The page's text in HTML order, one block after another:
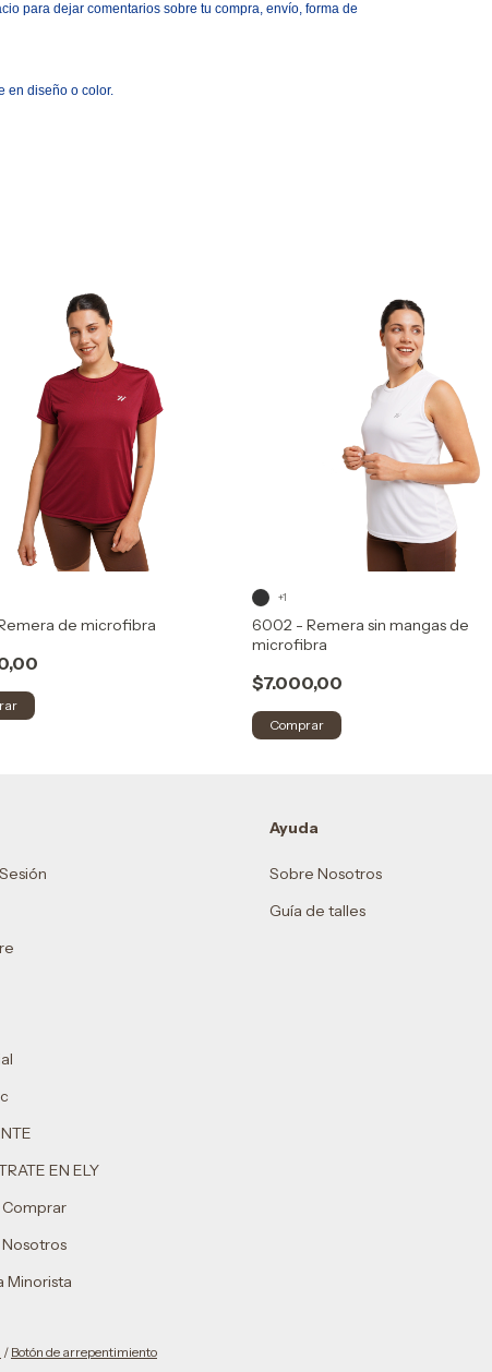
para dejar comentarios sobre tu compra, envío, forma de
en diseño o color.
de microfibra
6002 - Remera sin mangas de
microfibra
$7.000,00
+1
Comprar
EN ELY
Minorista
Ayuda
Sobre Nosotros
Guía de talles
/ Botón de arrepentimiento